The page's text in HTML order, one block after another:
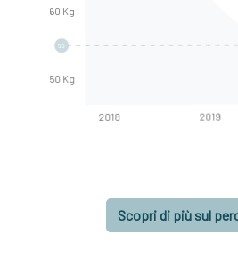
60 Kg
50 Kg
55
2018 2019
Scopri di più sul